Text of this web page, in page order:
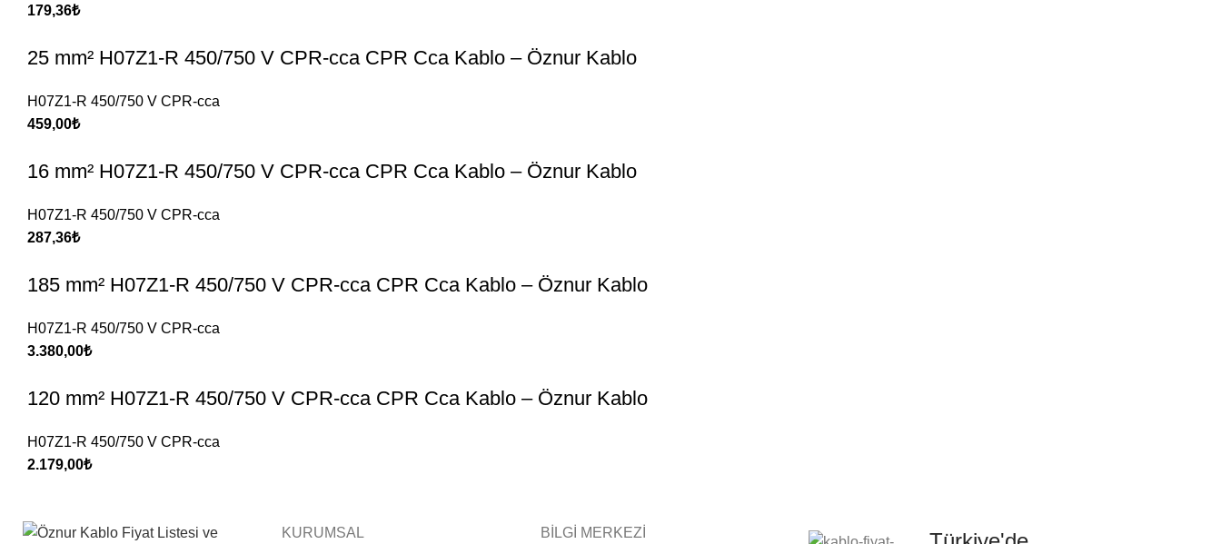
179,36₺
25 mm² H07Z1-R 450/750 V CPR-cca CPR Cca Kablo – Öznur Kablo
H07Z1-R 450/750 V CPR-cca
459,00₺
16 mm² H07Z1-R 450/750 V CPR-cca CPR Cca Kablo – Öznur Kablo
H07Z1-R 450/750 V CPR-cca
287,36₺
185 mm² H07Z1-R 450/750 V CPR-cca CPR Cca Kablo – Öznur Kablo
H07Z1-R 450/750 V CPR-cca
3.380,00₺
120 mm² H07Z1-R 450/750 V CPR-cca CPR Cca Kablo – Öznur Kablo
H07Z1-R 450/750 V CPR-cca
2.179,00₺
KURUMSAL BİLGİ MERKEZİ